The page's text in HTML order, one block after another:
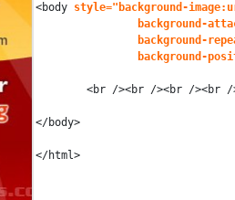
<body style="background-
background-
background-
background-
	<
br /><br /><br /><br /
</body>
</html>